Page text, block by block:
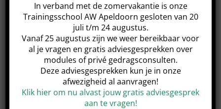
Share This Event!
In verband met de zomervakantie is onze
Trainingsschool AW Apeldoorn gesloten van 20
juli t/m 24 augustus.
Vanaf 25 augustus zijn we weer bereikbaar voor
al je vragen en gratis adviesgesprekken over
modules of privé gedragsconsulten.
Deze adviesgesprekken kun je in onze
afwezigheid al aanvragen!
Klik hier om nu alvast jouw gratis adviesgesprek
aan te vragen!